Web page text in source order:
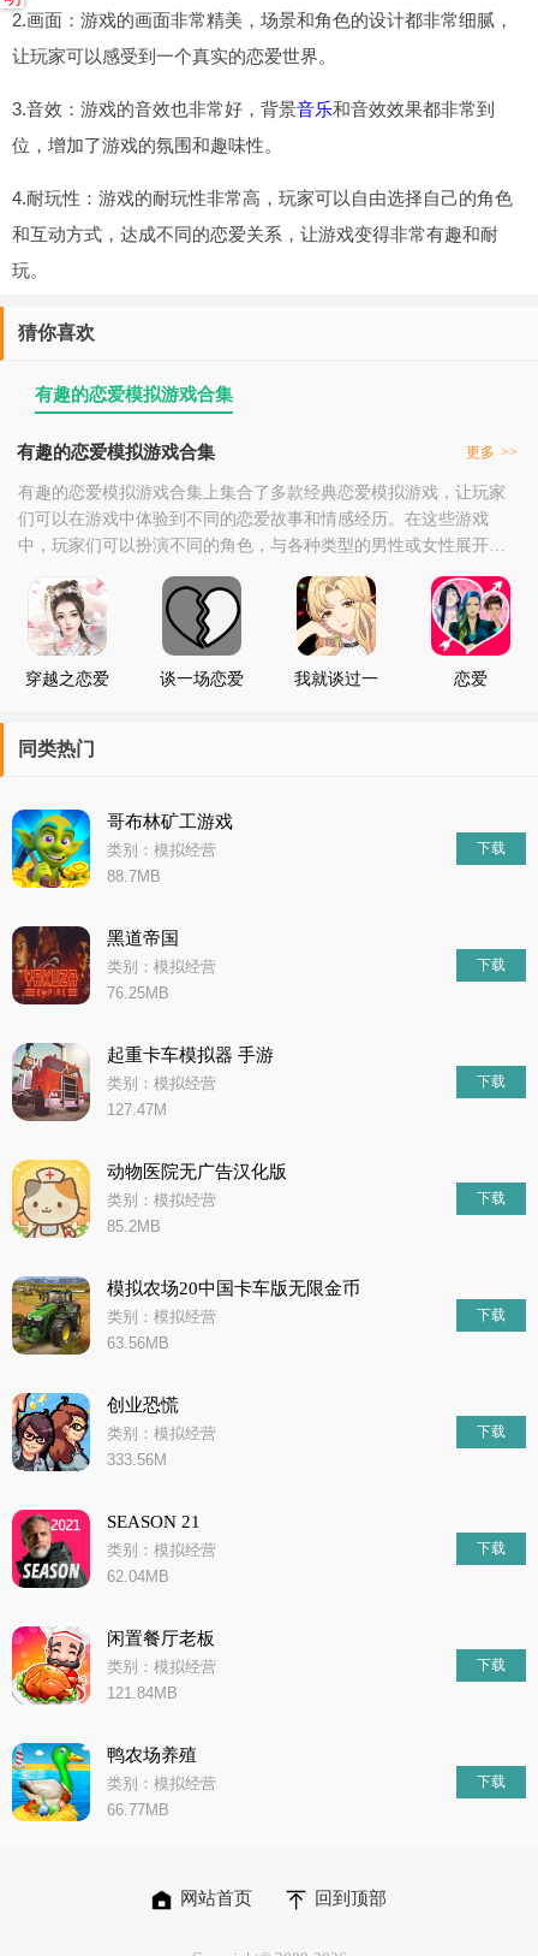
2.画面：游戏的画面非常精美，场景和角色的设计都非常细腻，
让玩家可以感受到一个真实的恋爱世界。
3.音效：游戏的音效也非常好，背景音乐和音效效果都非常到
位，增加了游戏的氛围和趣味性。
4.耐玩性：游戏的耐玩性非常高，玩家可以自由选择自己的角色
和互动方式，达成不同的恋爱关系，让游戏变得非常有趣和耐
玩。
猜你喜欢
有趣的恋爱模拟游戏合集
有趣的恋爱模拟游戏合集 更多 >>
有趣的恋爱模拟游戏合集上集合了多款经典恋爱模拟游戏，让玩家
们可以在游戏中体验到不同的恋爱故事和情感经历。在这些游戏
中，玩家们可以扮演不同的角色，与各种类型的男性或女性展开互
爱情故事。同时，游戏还提供了丰富的社交系统，玩家们可以加入
不同的社团、参加活动，结交更多的朋友，扩大自己的社交圈子。
总的来说，这个合集为喜欢恋爱模拟游戏的玩家们提供了一个
穿越之恋爱
谈一场恋爱
我就谈过一
恋爱
同类热门
哥布林矿工游戏
类别：模拟经营
88.7MB
下载
黑道帝国
类别：模拟经营
76.25MB
下载
起重卡车模拟器 手游
类别：模拟经营
127.47M
下载
动物医院无广告汉化版
类别：模拟经营
85.2MB
下载
模拟农场20中国卡车版无限金币
类别：模拟经营
63.56MB
下载
创业恐慌
类别：模拟经营
333.56M
下载
SEASON 21
类别：模拟经营
62.04MB
下载
闲置餐厅老板
类别：模拟经营
121.84MB
下载
鸭农场养殖
类别：模拟经营
66.77MB
下载
网站首页 回到顶部